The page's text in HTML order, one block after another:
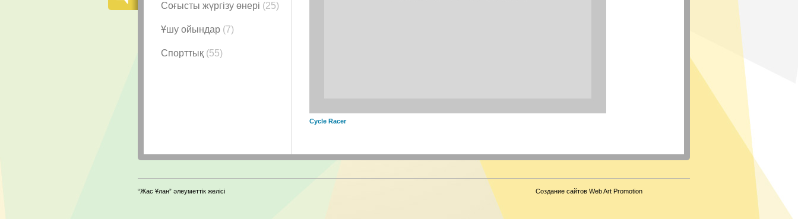
Соғысты жүргізу өнері (25)
Ұшу ойындар (7)
Спорттық (55)
Cycle Racer
“Жас Ұлан” әлеуметтік желісі Создание сайтов Web Art Promotion